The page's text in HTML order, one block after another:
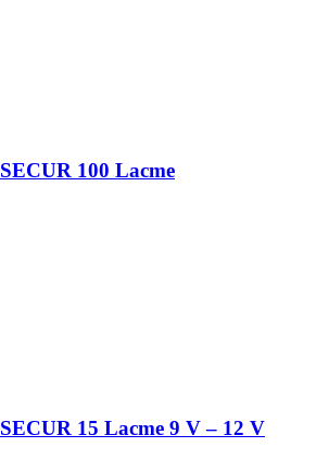
100 Lacme
15 Lacme 9 V – 12 V